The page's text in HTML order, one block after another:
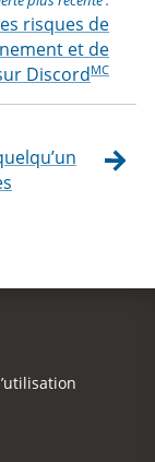
risques de
et de
DiscordMC